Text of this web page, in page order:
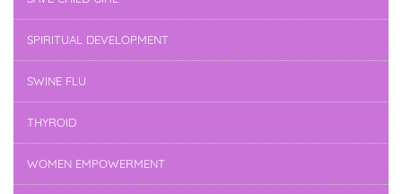
SPIRITUAL DEVELOPMENT
SWINE FLU
THYROID
WOMEN EMPOWERMENT